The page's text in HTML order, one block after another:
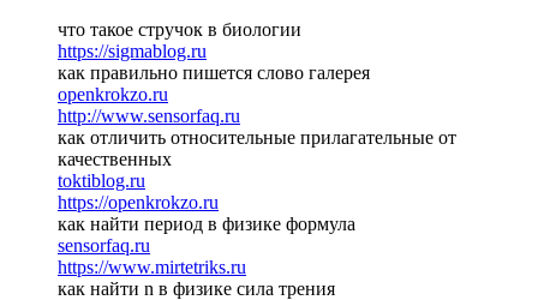
что такое стручок в биологии
https://sigmablog.ru
как правильно пишется слово галерея
openkrokzo.ru
http://www.sensorfaq.ru
как отличить относительные прилагательные от
качественных
toktiblog.ru
https://openkrokzo.ru
как найти период в физике формула
sensorfaq.ru
https://www.mirtetriks.ru
как найти n в физике сила трения